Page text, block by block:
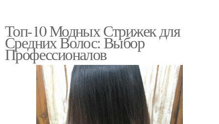
Топ-10 Модных Стрижек для
Средних Волос: Выбор
Профессионалов